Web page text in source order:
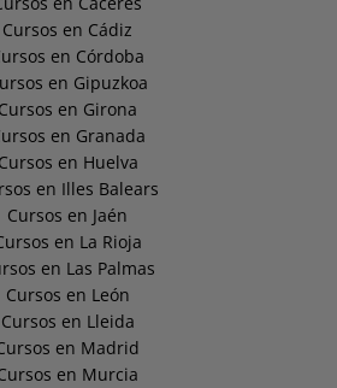
Cursos en Cádiz
en Córdoba
en Gipuzkoa
Cursos en Girona
en Granada
Cursos en Huelva
en Illes Balears
Cursos en Jaén
en La Rioja
en Las Palmas
Cursos en León
Cursos en Lleida
en Madrid
en Murcia